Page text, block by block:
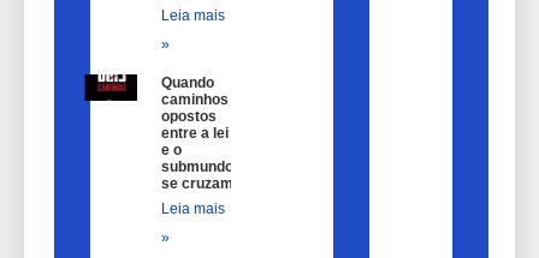
Leia mais
»
Quando
caminhos
opostos
entre a lei
e o
submundo
se cruzam
Leia mais
»